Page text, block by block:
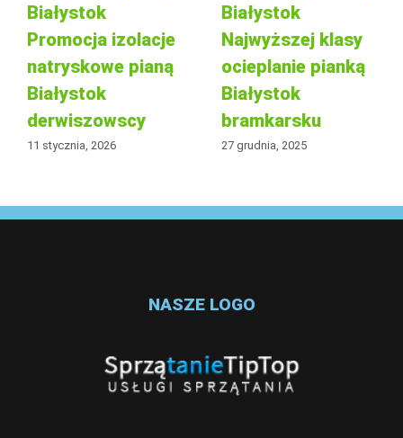
Białystok
Promocja izolacje
natryskowe pianą
Białystok
derwiszowscy
11 stycznia, 2026
Białystok
Najwyższej klasy
ocieplanie pianką
Białystok
bramkarsku
27 grudnia, 2025
NASZE LOGO